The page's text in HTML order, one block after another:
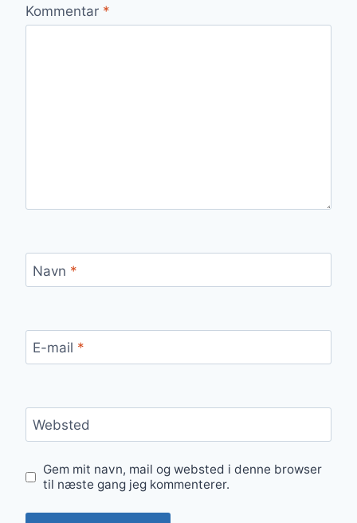
Kommentar *
Navn *
E-mail *
Websted
Gem mit navn, mail og websted i denne browser
til næste gang jeg kommenterer.